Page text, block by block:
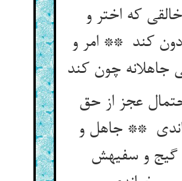
خالقی که اختر و
کند ** امر و
عجز از حق
** جاهل و
گیج و سفیهش